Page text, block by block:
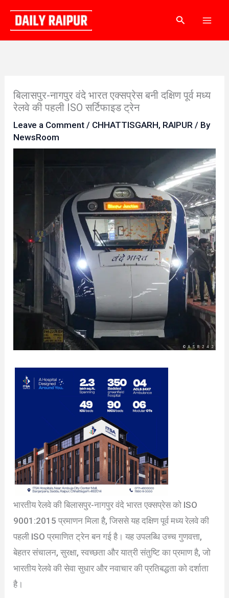
content
Search
बिलासपुर-नागपुर वंदे भारत एक्सप्रेस बनी दक्षिण पूर्व मध्य
रेलवे की पहली ISO सर्टिफाइड ट्रेन
Leave a Comment / CHHATTISGARH, RAIPUR / By
NewsRoom
भारतीय रेलवे की बिलासपुर-नागपुर वंदे भारत एक्सप्रेस को ISO
9001:2015 प्रमाणन मिला है, जिससे यह दक्षिण पूर्व मध्य रेलवे की
पहली ISO प्रमाणित ट्रेन बन गई है। यह उपलब्धि उच्च गुणवत्ता,
बेहतर संचालन, सुरक्षा, स्वच्छता और यात्री संतुष्टि का प्रमाण है, जो
भारतीय रेलवे की सेवा सुधार और नवाचार की प्रतिबद्धता को दर्शाता
है।